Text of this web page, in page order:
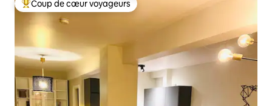
Coups de cœur voyageurs les plus appréciés
Coup de cœur voyageurs